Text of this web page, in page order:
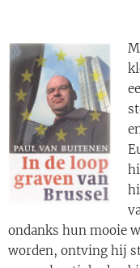
ondanks hun mooie
worden, ontving hij